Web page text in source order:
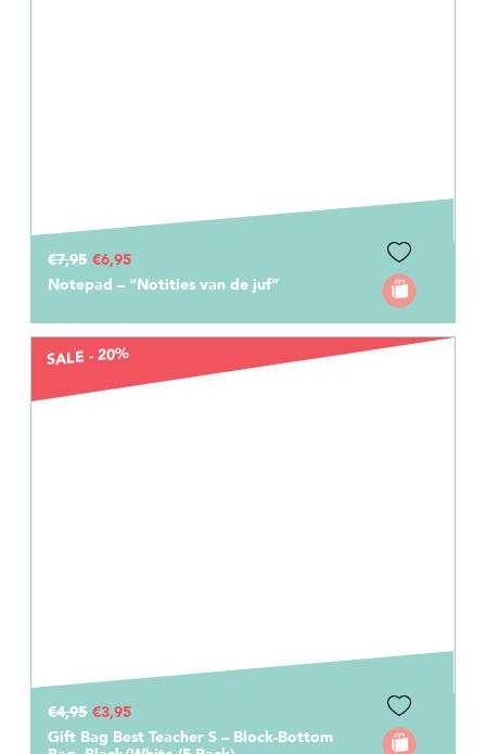
€7,95 €6,95
Notepad – “Notities van de juf”
SALE - 20%
€4,95 €3,95
Gift Bag Best Teacher S – Block-Bottom